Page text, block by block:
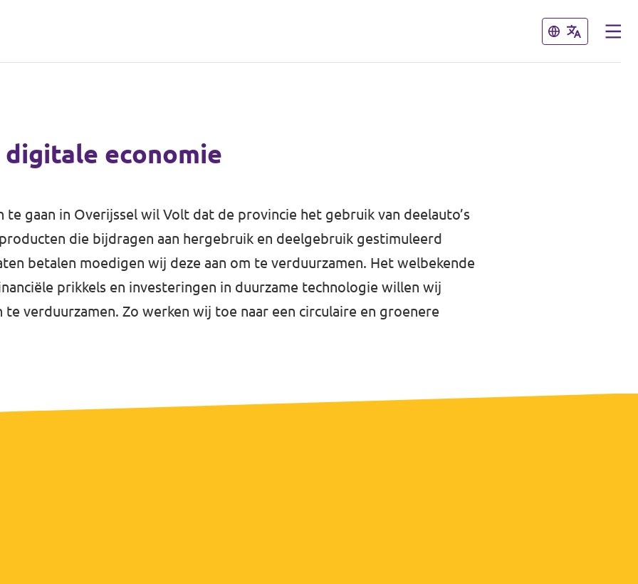
Sluiten
Sluiten
economie
gaan in Overijssel wil Volt dat de provincie het gebruik van deelauto’s
die bijdragen aan hergebruik en deelgebruik gestimuleerd
betalen moedigen wij deze aan om te verduurzamen. Het welbekende
prikkels en investeringen in duurzame technologie willen wij
verduurzamen. Zo werken wij toe naar een circulaire en groenere